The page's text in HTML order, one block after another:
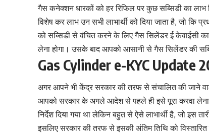
गैस कनेक्शन धारकों को हर रिफिल पर कुछ सब्सिडी का लाभ
विशेष कर लाभ उन सभी लाभार्थी को दिया जाता है, जो कि
को सब्सिडी से वंचित करने के लिए गैस सिलेंडर ई केवाईसी
लेना होगा। उसके बाद आपको आसानी से गैस सिलेंडर की
Gas Cylinder e-KYC Update
अगर आपने भी केंद्र सरकार की तरफ से संचालित की जाने
आपको सरकार के अगले आदेश से पहले ही इसे पूरा करवा
निर्देश दिया गया था लेकिन बहुत से ऐसे लाभार्थी है, जो इस
इसलिए सरकार की तरफ से इसकी अंतिम तिथि को